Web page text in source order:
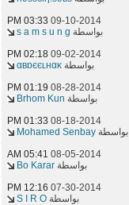
09-10-2014
03:33 PM
بواسطة s a m s u n g
09-02-2014
02:18 PM
بواسطة αвɒєєʟнαĸ
08-28-2014
01:19 PM
بواسطة Brhom Kun
08-18-2014
01:33 PM
بواسطة Mohamed Senbay
08-05-2014
05:41 AM
بواسطة Bo Karar
07-30-2014
12:16 PM
بواسطة S I R O